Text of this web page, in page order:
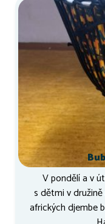
V pondělí a v
s dětmi v
afrických djembe